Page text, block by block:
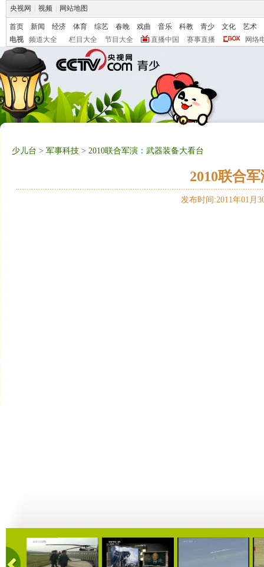
央视网 视频 网站地图
首页 新闻 经济 体育 综艺 春晚 戏曲 音乐 科教 青少 文化
艺术
电视
频道大全 栏目大全 节目大全 直播中国 赛事直播 网络
少儿台 > 军事科技 > 2010联合军演：武器装备大看台
2010联合
发布时间:2011年01月
35:39 21:23 03:49